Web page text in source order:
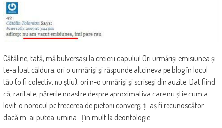
Cătăline, tată, mă bulversași la creierii capului! Ori urmăriși emisiunea și
te-a luat căldura, ori o urmăriși și răspunde altcineva pe blog în locul
tău (o fi colectiv, nu știu), ori n-o urmăriși și scriseși din auzite. Dat fiind
că, raritate, părerile noastre despre aproximativa care nu știe cum a
lovit-o norocul pe trecerea de pietoni converg, ți-aș fi recunoscător
dacă m-ai putea lumina. Țin mult la deontologie…